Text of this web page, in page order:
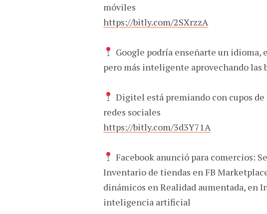
móviles
https://bitly.com/2SXrzzA
Google podría enseñarte un idioma,
pero más inteligente aprovechando
Digitel está premiando con cupos de
redes sociales
https://bitly.com/3d3Y71A
Facebook anunció para comercios:
Inventario de tiendas en FB
dinámicos en Realidad aumentada, en
inteligencia artificial